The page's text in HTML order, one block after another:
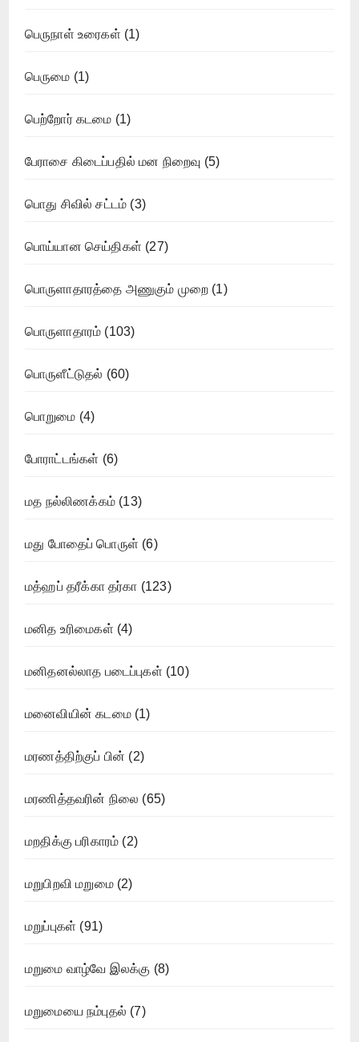
பெருநாள் உரைகள் (1)
பெருமை (1)
பெற்றோர் கடமை (1)
பேராசை கிடைப்பதில் மன நிறைவு (5)
பொது சிவில் சட்டம் (3)
பொய்யான செய்திகள் (27)
பொருளாதாரத்தை அணுகும் முறை (1)
பொருளாதாரம் (103)
பொருளீட்டுதல் (60)
பொறுமை (4)
போராட்டங்கள் (6)
மத நல்லிணக்கம் (13)
மது போதைப் பொருள் (6)
மத்ஹப் தரீக்கா தர்கா (123)
மனித உரிமைகள் (4)
மனிதனல்லாத படைப்புகள் (10)
மனைவியின் கடமை(1)
மரணத்திற்குப் பின் (2)
மரணித்தவரின் நிலை (65)
மறதிக்கு பரிகாரம் (2)
மறுபிறவி மறுமை(2)
மறுப்புகள் (91)
மறுமை வாழ்வே இலக்கு (8)
மறுமையை நம்புதல் (7)